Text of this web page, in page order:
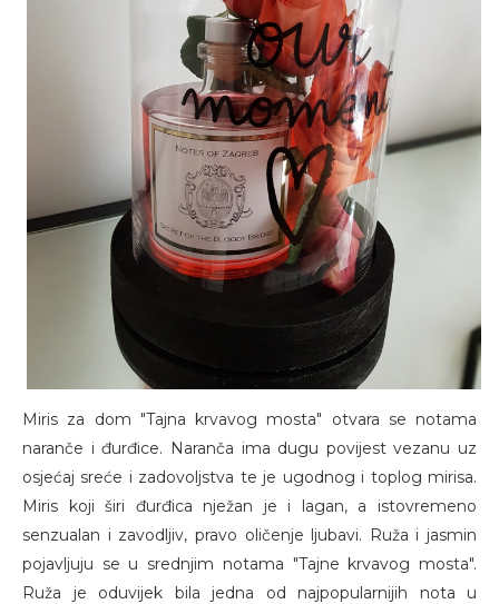
Miris za dom "Tajna krvavog mosta" otvara se notama
naranče i đurđice. Naranča ima dugu povijest vezanu uz
osjećaj sreće i zadovoljstva te je ugodnog i toplog mirisa.
Miris koji širi đurđica nježan je i lagan, a istovremeno
senzualan i zavodljiv, pravo oličenje ljubavi. Ruža i jasmin
pojavljuju se u srednjim notama "Tajne krvavog mosta".
Ruža je oduvijek bila jedna od najpopularnijih nota u